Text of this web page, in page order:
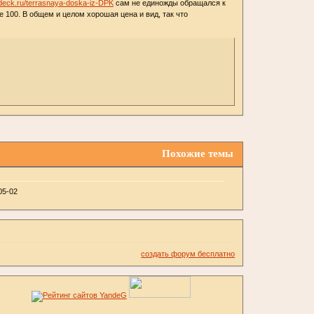
terrasnaya-doska-iz-DPKсам не единожды обращался к
100. В общем и целом хорошая цена и вид, так что
Похожие темы
02
создать форум бесплатно